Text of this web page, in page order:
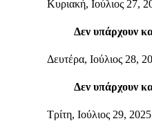
Κυριακή, Ιούλιος 27,
Δεν υπάρχουν
Δευτέρα, Ιούλιος 28,
Δεν υπάρχουν
Τρίτη, Ιούλιος 29, 2025